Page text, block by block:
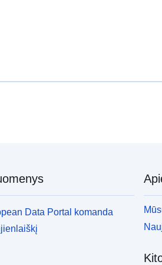
Data Portal komanda